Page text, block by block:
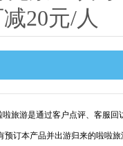
20元/人
啦旅游是通过客户点评、客服回
预订本产品并出游归来的啦啦